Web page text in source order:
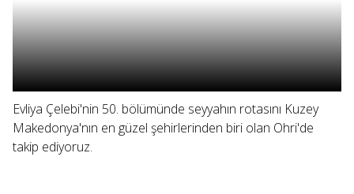
Evliya Çelebi'nin 50. bölümünde seyyahın rotasını Kuzey
Makedonya'nın en güzel şehirlerinden biri olan Ohri'de
takip ediyoruz.